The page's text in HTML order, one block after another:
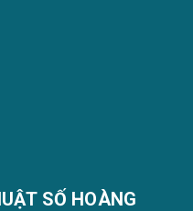
SỐ HOÀNG